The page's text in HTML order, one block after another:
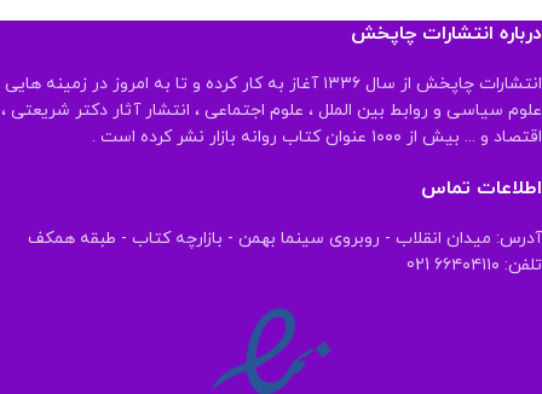
درباره انتشارات چاپخش
انتشارات چاپخش از سال ۱۳۳۶ آغاز به کار کرده و تا به امروز در زمینه هایی
علوم سیاسی و روابط بین الملل ، علوم اجتماعی ، انتشار آثار دکتر شریعتی ،
اقتصاد و ... بیش از ۱۰۰۰ عنوان کتاب روانه بازار نشر کرده است .
اطلاعات تماس
آدرس: میدان انقلاب - روبروی سینما بهمن - بازارچه کتاب - طبقه همکف
تلفن: ۶۶۴۰۴۱۱۰ 021